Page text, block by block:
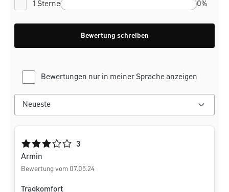
1 Sterne 0%
Bewertung schreiben
Bewertungen nur in meiner Sprache anzeigen
Durchschnittliche Bewertung von 3 von 5 Sternen
3
Armin
Bewertung vom 07.05.24
Tragkomfort